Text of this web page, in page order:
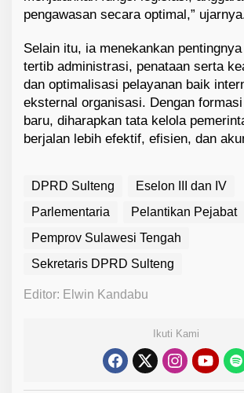
pengawasan secara optimal,”
Selain itu, ia menekankan
tertib administrasi, penataan serta
dan optimalisasi pelayanan baik
eksternal organisasi. Dengan
baru, diharapkan tata kelola
berjalan lebih efektif, efisien, dan
DPRD Sulteng
Eselon III dan IV
Parlementaria
Pelantikan Pejabat
Pemprov Sulawesi Tengah
Sekretaris DPRD Sulteng
Editor: Elwin Kandabu
Ikuti Kami